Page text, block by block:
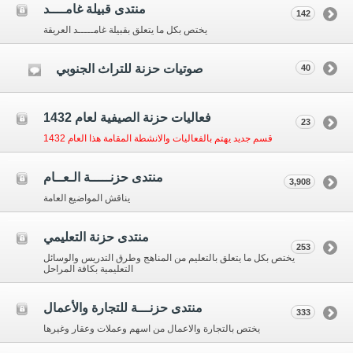
منتدى قبيلة غامــــد
يختص بكل ما يتعلق بقبيلة غامـــــد العريقة
142
صوتيات حزنة للتراث الجنوبي 40
فعاليات حزنة الصيفية لعام 1432
قسم جديد يهتم بالفعاليات والانشطة المقامة هذا العام 1432
23
منتدى حزنـــــة الـعــام
يناقش المواضيع العامة
3,908
منتدى حزنة التعليمي
يختص بكل ما يتعلق بالتعليم من المناهج وطرق التدريس والوسائل
التعليمية بكافة المراحل
253
منتدى حزنـــة للتجارة والأعمال
يختص بالتجارة والاعمال من اسهم وعملات وعقار وغيرها
333